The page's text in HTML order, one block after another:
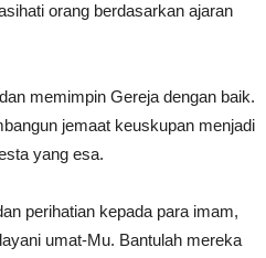
orang berdasarkan ajaran
memimpin Gereja dengan baik.
jemaat keuskupan menjadi
yang esa.
perihatian kepada para imam,
umat-Mu. Bantulah mereka